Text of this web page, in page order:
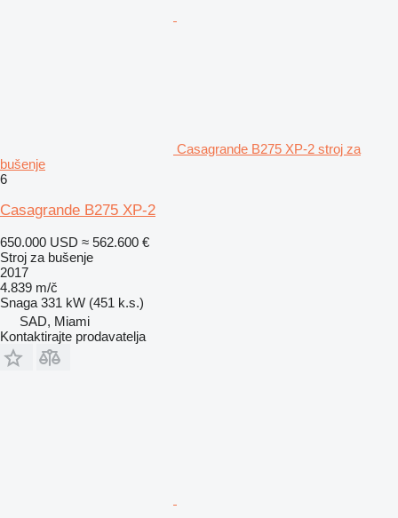
Casagrande B275 XP-2 stroj za
bušenje
6
Casagrande B275 XP-2
650.000 USD ≈ 562.600 €
Stroj za bušenje
2017
4.839 m/č
Snaga 331 kW (451 k.s.)
SAD, Miami
Kontaktirajte prodavatelja